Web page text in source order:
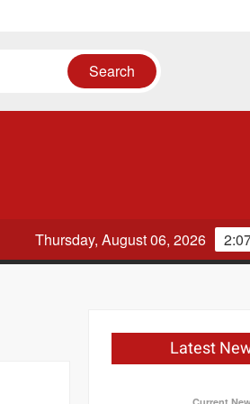
Thursday, August 06, 2026
Latest